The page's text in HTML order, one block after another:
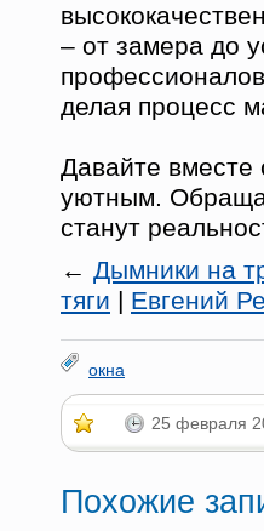
– от замера до
делая процесс
Давайте
уютным.
станут
← Дымники на
тяги | Евгений
окна
25 февраля
Похожие